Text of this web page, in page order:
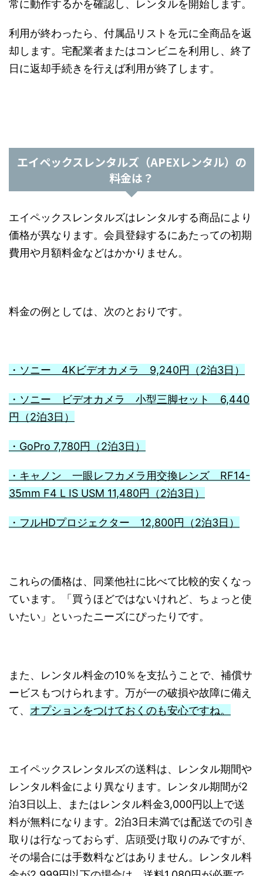
常に動作するかを確認し、レンタルを開始します。
利用が終わったら、付属品リストを元に全商品を返
却します。宅配業者またはコンビニを利用し、終了
日に返却手続きを行えば利用が終了します。
エイペックスレンタルズ（APEXレンタル）の
料金は？
エイペックスレンタルズはレンタルする商品により
価格が異なります。会員登録するにあたっての初期
費用や月額料金などはかかりません。
料金の例としては、次のとおりです。
・ソニー 4Kビデオカメラ 9,240円（2泊3日）
・ソニー ビデオカメラ 小型三脚セット 6,440
円（2泊3日）
・GoPro 7,780円（2泊3日）
・キャノン 一眼レフカメラ用交換レンズ RF14-
35mm F4 L IS USM 11,480円（2泊3日）
・フルHDプロジェクター 12,800円（2泊3日）
これらの価格は、同業他社に比べて比較的安くなっ
ています。「買うほどではないけれど、ちょっと使
いたい」といったニーズにぴったりです。
また、レンタル料金の10％を支払うことで、補償サ
ービスもつけられます。万が一の破損や故障に備え
て、 オプションをつけておくのも安心ですね。
エイペックスレンタルズの送料は、レンタル期間や
レンタル料金により異なります。レンタル期間が2
泊3日以上、またはレンタル料金3,000円以上で送
料が無料になります。2泊3日未満では配送での引き
取りは行なっておらず、店頭受け取りのみですが、
その場合には手数料などはありません。レンタル料